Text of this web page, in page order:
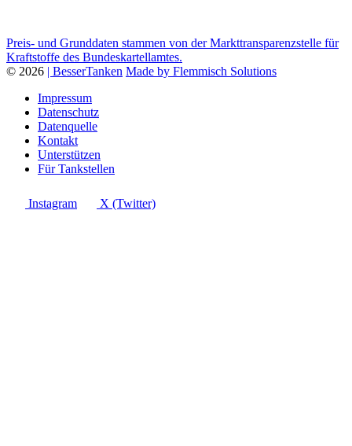
Preis- und Grunddaten stammen von der Markttransparenzstelle für
Kraftstoffe des Bundeskartellamtes.
© 2026 | BesserTanken Made by Flemmisch Solutions
Impressum
Datenschutz
Datenquelle
Kontakt
Unterstützen
Für Tankstellen
Instagram X (Twitter)